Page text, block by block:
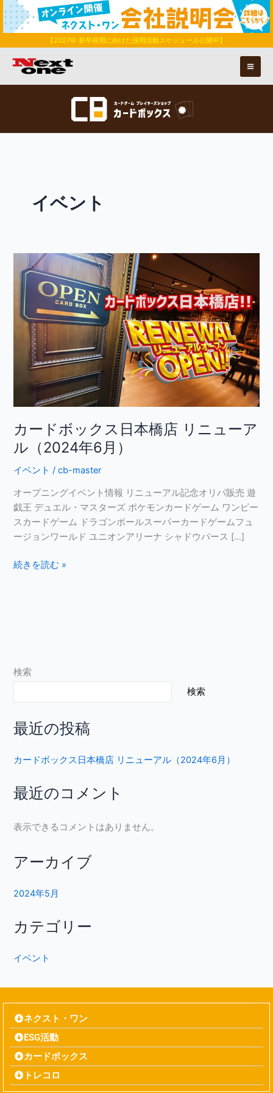
容
を
ス
【2027年 新卒採用に向けた採用活動スケジュール公開中】
イベント
カードボックス日本橋店 リニューア
ル（2024年6月）
イベント /cb-master
オープニングイベント情報 リニューアル記念オリパ販売 遊
戯王 デュエル・マスターズ ポケモンカードゲーム ワンピー
スカードゲーム ドラゴンボールスーパーカードゲームフュ
ージョンワールド ユニオンアリーナ シャドウバース […]
ー
ッ
店
ニ
ュ
ー
ル
（2024
年
6
続きを読む »
検索
検索
最近の投稿
カードボックス日本橋店 リニューアル（2024年6月）
最近のコメント
表示できるコメントはありません。
アーカイブ
2024年5月
カテゴリー
イベント
ネクスト・ワン
ESG活動
カードボックス
トレコロ